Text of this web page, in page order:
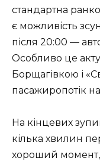
стандартна
є можливість
після 20:00 —
Особливо це
Борщагівкою і
пасажиропотік
На кінцевих
кілька хвилин
хороший момент,